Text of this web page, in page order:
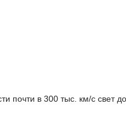
почти в 300 тыс. км/с свет